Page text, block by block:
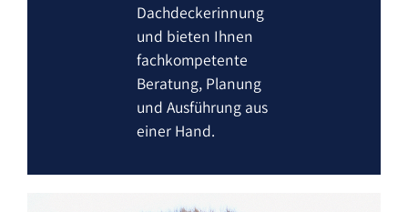
Dachdeckerinnung
und bieten Ihnen
fachkompetente
Beratung, Planung
und Ausführung aus
einer Hand.